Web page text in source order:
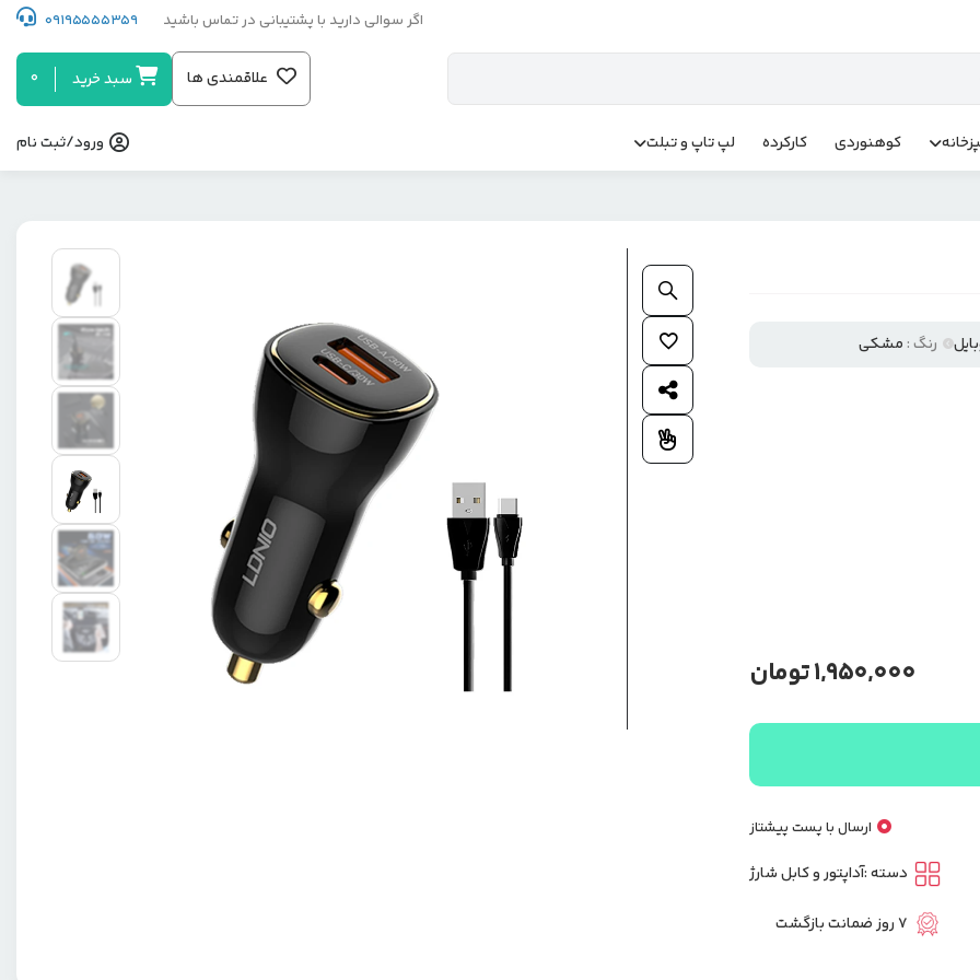
اگر سوالی دارید با پشتیبانی در تماس باشید 09195555359
علاقمندی ها سبد خرید 0
کوهنوردی کارکرده لپ تاپ و تبلت ورود/ثبت نام
رنگ : مشکی
1,950,000تومان
ارسال با پست پیشتاز
دسته :آداپتور و کابل شارژ
7 روز ضمانت بازگشت